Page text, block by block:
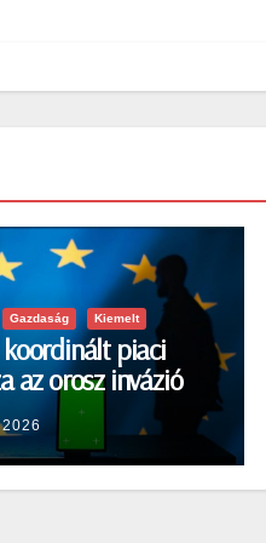
Gazdaság Kiemelt
koordinált piaci
az orosz invázió